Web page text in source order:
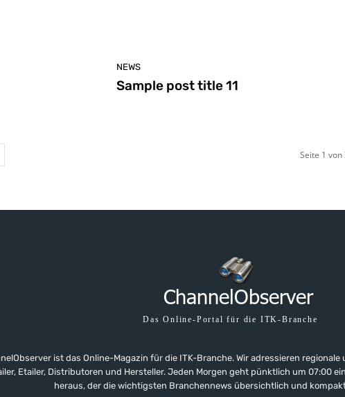
NEWS
Sample post title 11
Seite 1 von
Das Online-Portal für die ITK-Branche
ist das Online-Magazin für die ITK-Branche. Wir adressieren
Etailer, Distributoren und Hersteller. Jeden Morgen geht pünktlich um 07:00
heraus, der die wichtigsten Branchennews übersichtlich und